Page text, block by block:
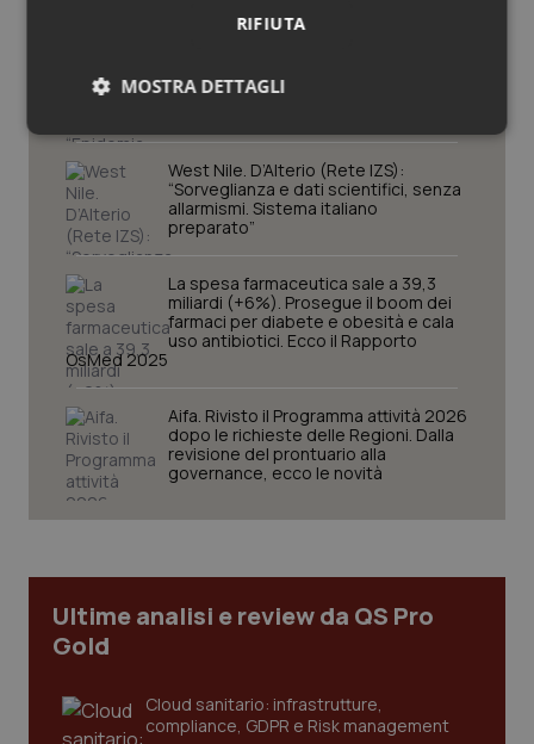
“Epidemia più veloce della risposta”.
Quasi 4mila casi e 1.801 morti
West Nile. D’Alterio (Rete IZS):
“Sorveglianza e dati scientifici, senza
allarmismi. Sistema italiano
preparato”
La spesa farmaceutica sale a 39,3
miliardi (+6%). Prosegue il boom dei
farmaci per diabete e obesità e cala
uso antibiotici. Ecco il Rapporto
OsMed 2025
Aifa. Rivisto il Programma attività 2026
dopo le richieste delle Regioni. Dalla
revisione del prontuario alla
governance, ecco le novità
Ultime analisi e review da QS Pro
Gold
Cloud sanitario: infrastrutture,
compliance, GDPR e Risk management
RIFIUTA
MOSTRA DETTAGLI
Necessari Statistici Marketing
Necessari Statistici Marketing
I cookie necessari contribuiscono a rendere fruibile il
sito web abilitandone funzionalità di base quali la
navigazione sulle pagine e l'accesso alle aree
funzionare correttamente senza questi cookie.
Nome
Fornitore/